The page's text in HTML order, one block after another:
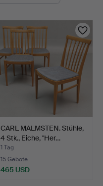
CARL MALMSTEN. Stühle,
4 Stk., Eiche, "Her…
1 Tag
15 Gebote
465 USD